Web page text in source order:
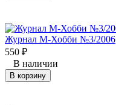
Журнал М-Хобби №3/2006
550 ₽
В наличии
В корзину